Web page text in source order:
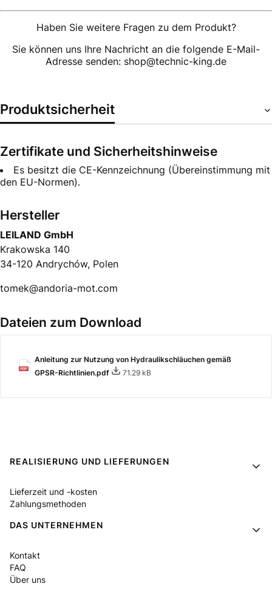
Haben Sie weitere Fragen zu dem Produkt?
Sie können uns Ihre Nachricht an die folgende E-Mail-
Adresse senden: shop@technic-king.de
Produktsicherheit
Zertifikate und Sicherheitshinweise
Es besitzt die CE-Kennzeichnung (Übereinstimmung mit
den EU-Normen).
Hersteller
LEILAND GmbH
Krakowska 140
34-120 Andrychów, Polen
tomek@andoria-mot.com
Dateien zum Download
Anleitung zur Nutzung von Hydraulikschläuchen gemäß
GPSR-Richtlinien.pdf
71.29 kB
Fußzeilenmenü
REALISIERUNG UND LIEFERUNGEN
Lieferzeit und -kosten
Zahlungsmethoden
DAS UNTERNEHMEN
Kontakt
FAQ
Über uns